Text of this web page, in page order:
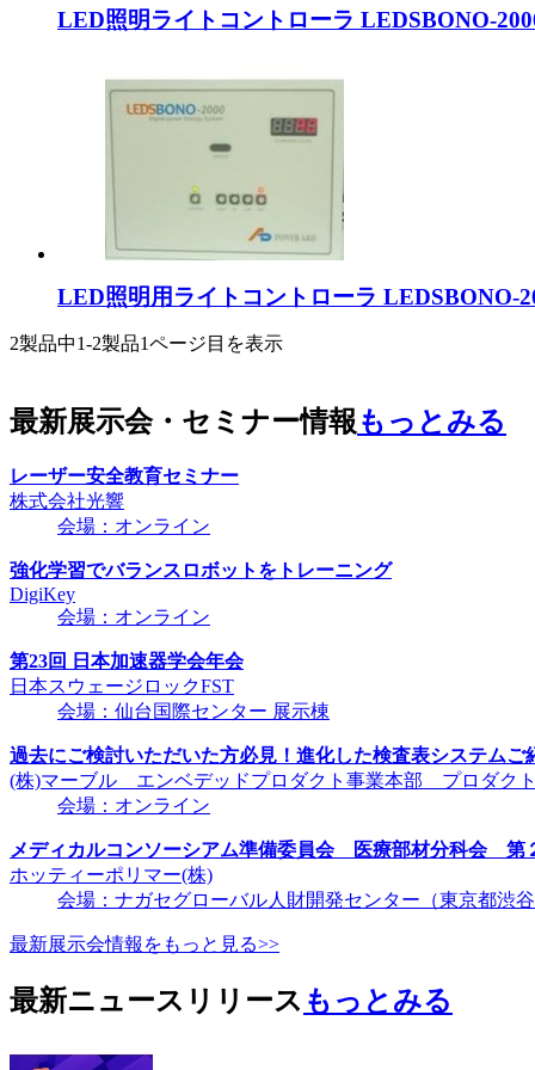
LED照明ライトコントローラ LEDSBONO-
LED照明用ライトコントローラ LEDSBONO-
2製品中1-2製品1ページ目を表示
最新展示会・セミナー情報もっとみる
レーザー安全教育セミナー
株式会社光響
会場：オンライン
強化学習でバランスロボットをトレーニング
DigiKey
会場：オンライン
第23回 日本加速器学会年会
日本スウェージロックFST
会場：仙台国際センター 展示棟
過去にご検討いただいた方必見！進化した検査表システムご
(株)マーブル エンベデッドプロダクト事業本部 プロダク
会場：オンライン
メディカルコンソーシアム準備委員会 医療部材分科会 第
ホッティーポリマー(株)
会場：ナガセグローバル人財開発センター（東京都
最新展示会情報をもっと見る>>
最新ニュースリリース もっとみる